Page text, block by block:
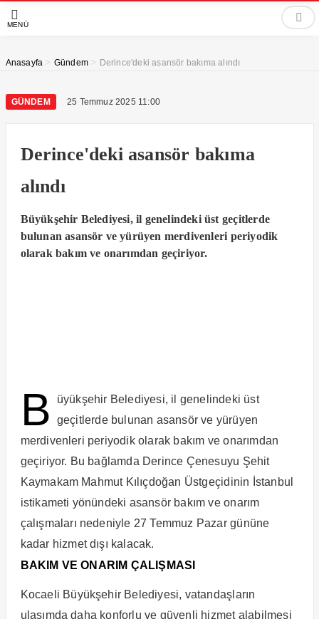
MENÜ
Anasayfa > Gündem > Derince'deki asansör bakıma alındı
GÜNDEM 25 Temmuz 2025 11:00
Derince'deki asansör bakıma
alındı
Büyükşehir Belediyesi, il genelindeki üst geçitlerde
bulunan asansör ve yürüyen merdivenleri periyodik
olarak bakım ve onarımdan geçiriyor.
B
üyükşehir Belediyesi, il genelindeki üst
geçitlerde bulunan asansör ve yürüyen
merdivenleri periyodik olarak bakım ve onarımdan
geçiriyor. Bu bağlamda Derince Çenesuyu Şehit
Kaymakam Mahmut Kılıçdoğan Üstgeçidinin İstanbul
istikameti yönündeki asansör bakım ve onarım
çalışmaları nedeniyle 27 Temmuz Pazar gününe
kadar hizmet dışı kalacak.
BAKIM VE ONARIM ÇALIŞMASI
Kocaeli Büyükşehir Belediyesi, vatandaşların
ulaşımda daha konforlu ve güvenli hizmet alabilmesi